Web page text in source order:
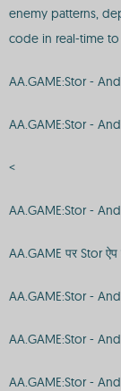
enemy patterns,
code in real-time
AA.GAME:Stor -
AA.GAME:Stor -
<
AA.GAME:Stor -
AA.GAME पर Stor
AA.GAME:Stor -
AA.GAME:Stor -
AA.GAME:Stor -